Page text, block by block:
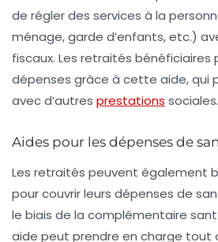
de régler des services à la
ménage, garde d’enfants, etc.)
fiscaux. Les retraités bénéficiaires
dépenses grâce à cette aide, qui
avec d’autres prestations sociales.
Aides pour les dépenses de
Les retraités peuvent également
pour couvrir leurs dépenses de
le biais de la complémentaire
aide peut prendre en charge tout